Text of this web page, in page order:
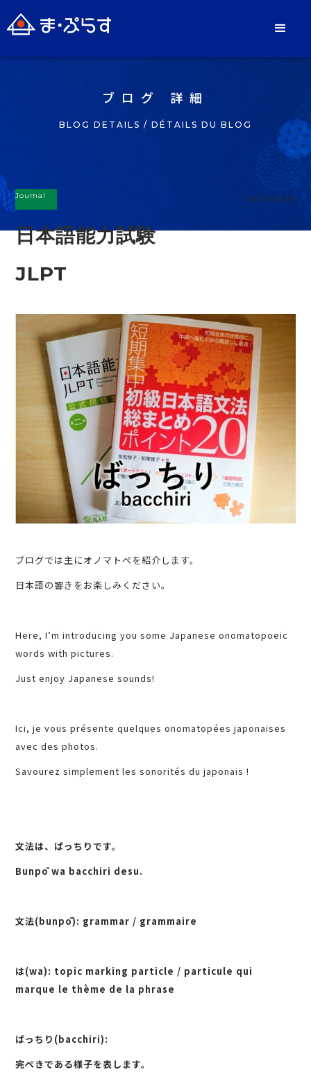
ブログ 詳細
BLOG DETAILS / DÉTAILS DU BLOG
Journal 2021-06-28
日本語能力試験
JLPT
ブログでは主にオノマトペを紹介します。
日本語の響きをお楽しみください。
Here, I’m introducing you some Japanese onomatopoeic
words with pictures.
Just enjoy Japanese sounds!
Ici, je vous présente quelques onomatopées japonaises
avec des photos.
Savourez simplement les sonorités du japonais !
文法は、ばっちりです。
Bunpō wa bacchiri desu.
文法(bunpō): grammar / grammaire
は(wa): topic marking particle / particule qui
marque le thème de la phrase
ばっちり(bacchiri):
完ぺきである様子を表します。